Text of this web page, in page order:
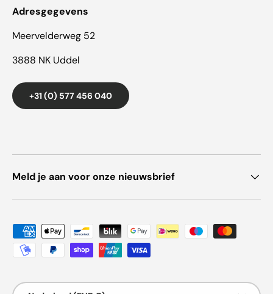
Adresgegevens
Meervelderweg 52
3888 NK Uddel
+31 (0) 577 456 040
Meld je aan voor onze nieuwsbrief
Geaccepteerde betaalmethoden
Land/Regio